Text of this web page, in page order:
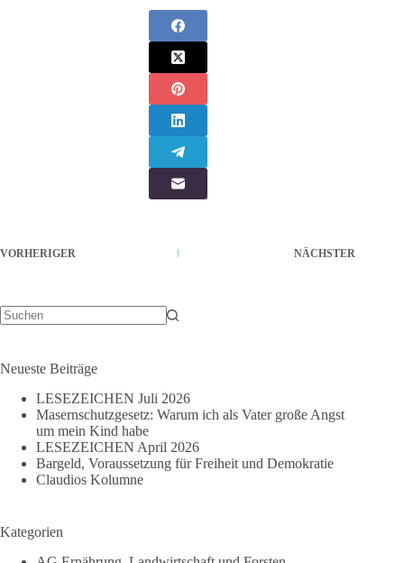
VORHERIGER NÄCHSTER
Neueste Beiträge
LESEZEICHEN Juli 2026
Masernschutzgesetz: Warum ich als Vater große Angst
um mein Kind habe
LESEZEICHEN April 2026
Bargeld, Voraussetzung für Freiheit und Demokratie
Claudios Kolumne
Kategorien